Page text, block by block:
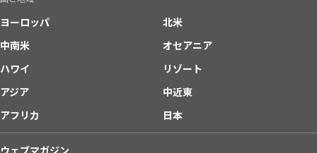
ヨーロッパ
北米
中南米
オセアニア
ハワイ
リゾート
アジア
中近東
アフリカ
日本
ウェブマガジン